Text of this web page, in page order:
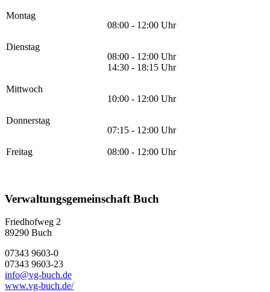
Montag
08:00 - 12:00 Uhr
Dienstag
08:00 - 12:00 Uhr
14:30 - 18:15 Uhr
Mittwoch
10:00 - 12:00 Uhr
Donnerstag
07:15 - 12:00 Uhr
Freitag 08:00 - 12:00 Uhr
Verwaltungsgemeinschaft Buch
Friedhofweg 2
89290 Buch
07343 9603-0
07343 9603-23
info@vg-buch.de
www.vg-buch.de/